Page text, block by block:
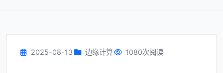
2025-08-13 边缘计算 1080次阅读